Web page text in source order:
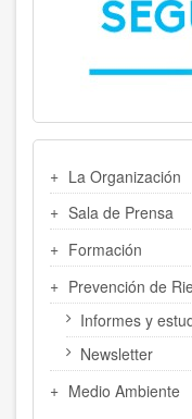
LATERAL
La Organización
Sala de Prensa
Formación
Prevención de
Informes y
Newsletter
Medio Ambiente